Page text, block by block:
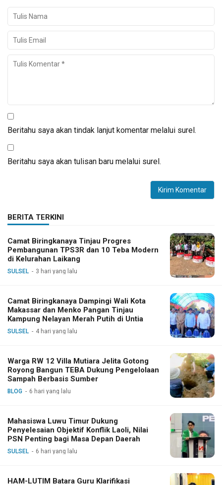
Beritahu saya akan tindak lanjut komentar melalui surel.
Beritahu saya akan tulisan baru melalui surel.
BERITA TERKINI
Camat Biringkanaya Tinjau Progres
Pembangunan TPS3R dan 10 Teba Modern
di Kelurahan Laikang
SULSEL 3 hari yang lalu
Camat Biringkanaya Dampingi Wali Kota
Makassar dan Menko Pangan Tinjau
Kampung Nelayan Merah Putih di Untia
SULSEL 4 hari yang lalu
Warga RW 12 Villa Mutiara Jelita Gotong
Royong Bangun TEBA Dukung Pengelolaan
Sampah Berbasis Sumber
BLOG 6 hari yang lalu
Mahasiswa Luwu Timur Dukung
Penyelesaian Objektif Konflik Laoli, Nilai
PSN Penting bagi Masa Depan Daerah
SULSEL 6 hari yang lalu
HAM-LUTIM Batara Guru Klarifikasi